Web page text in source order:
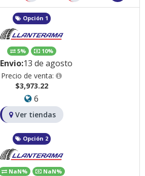
Opción 1
5% 10%
Envio:13 de agosto
Precio de venta:
$3,973.22
6
Ver tiendas
Opción 2
NaN% NaN%